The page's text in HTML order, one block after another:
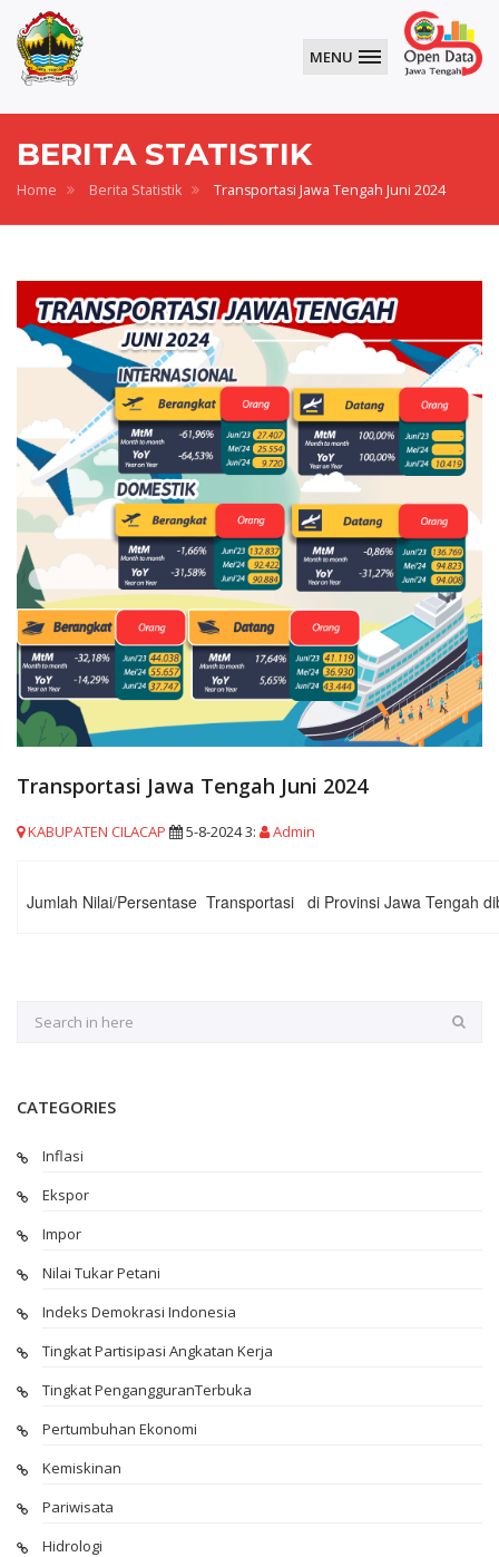
MENU
BERITA STATISTIK
Home Berita Statistik Transportasi Jawa Tengah Juni 2024
Transportasi Jawa Tengah Juni 2024
KABUPATEN CILACAP 5-8-2024 3: Admin
Jumlah Nilai/Persentase Transportasi di Provinsi Jawa Tengah
CATEGORIES
Inflasi
Ekspor
Impor
Nilai Tukar Petani
Indeks Demokrasi Indonesia
Tingkat Partisipasi Angkatan Kerja
Tingkat PengangguranTerbuka
Pertumbuhan Ekonomi
Kemiskinan
Pariwisata
Hidrologi